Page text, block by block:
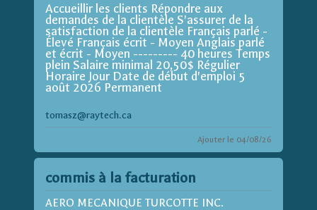
Accueillir les clients Répondre aux
demandes de la clientèle S'assurer de la
satisfaction de la clientèle Français parlé -
Élevé Français écrit - Moyen Anglais parlé
et écrit - Moyen --------- 40 heures Temps
plein Salaire minimal 20,50$ Régulier
Horaire Jour Date de début d'emploi 5
août 2026 Permanent
tomasz@raytech.ca
Ajouter le 04/08/26
commis à la facturation
AERO MECANIQUE TURCOTTE INC.